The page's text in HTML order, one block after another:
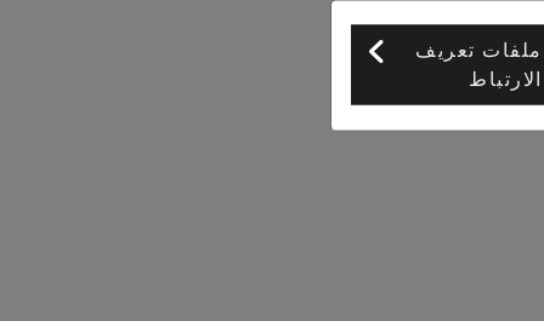
تعريف
الارتباط